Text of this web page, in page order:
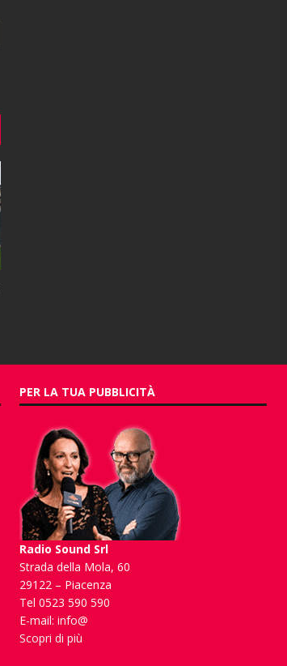
PER LA TUA PUBBLICITÀ
Radio Sound Srl
Strada della Mola, 60
29122 – Piacenza
Tel 0523 590 590
E-mail: info@
Scopri di più